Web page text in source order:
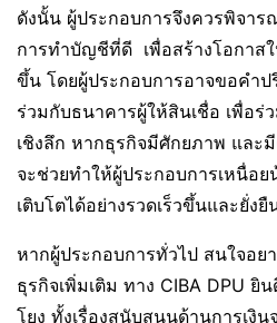
ดังนั้น ผู้ประกอบการจึงควรพิจาร
การทำบัญชีที่ดี เพื่อสร้างโอกาสใ
ขึ้น โดยผู้ประกอบการอาจขอคำ
ร่วมกับธนาคารผู้ให้สินเชื่อ เพื่อร่
เชิงลึก หากธุรกิจมีศักยภาพ และ
จะช่วยทำให้ผู้ประกอบการเหนื่อ
เติบโตได้อย่างรวดเร็วขึ้นและยั่ง
หากผู้ประกอบการทั่วไป สนใจอ
ธุรกิจเพิ่มเติม ทาง CIBA DPU ยิ
โยง ทั้งเรื่องสนับสนุนด้านการเงิ